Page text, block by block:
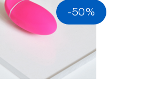
-50%